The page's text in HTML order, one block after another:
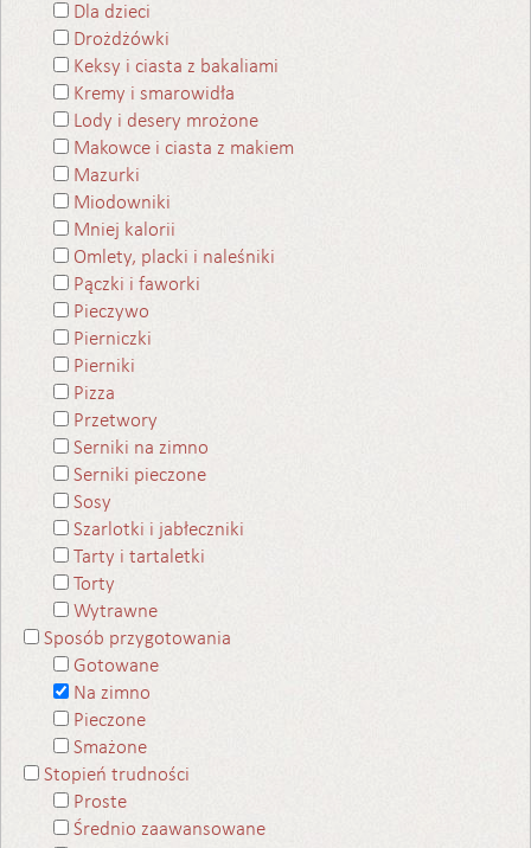
Dla dzieci
Drożdżówki
Keksy i ciasta z bakaliami
Kremy i smarowidła
Lody i desery mrożone
Makowce i ciasta z makiem
Mazurki
Miodowniki
Mniej kalorii
Omlety, placki i naleśniki
Pączki i faworki
Pieczywo
Pierniczki
Pierniki
Pizza
Przetwory
Serniki na zimno
Serniki pieczone
Sosy
Szarlotki i jabłeczniki
Tarty i tartaletki
Torty
Wytrawne
Sposób przygotowania
Gotowane
Na zimno
Pieczone
Smażone
Stopień trudności
Proste
Średnio zaawansowane